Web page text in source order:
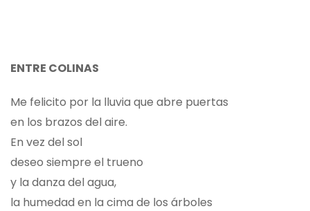
ENTRE COLINAS
Me felicito por la lluvia que abre puertas
en los brazos del aire.
En vez del sol
deseo siempre el trueno
y la danza del agua,
la humedad en la cima de los árboles